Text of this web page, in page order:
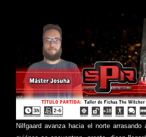
Nilfgaard avanza hacia el norte